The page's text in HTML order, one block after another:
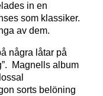
in en
som klassiker.
av dem.
några låtar på
Magnells album
sorts belöning